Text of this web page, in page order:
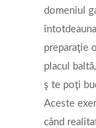
domeniul
preparaţie
placul
ş te poţi
Aceste
când